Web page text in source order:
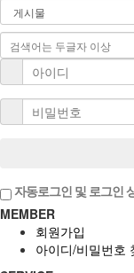
자동로그인 및 로그인
MEMBER
회원가입
아이디/비밀번호